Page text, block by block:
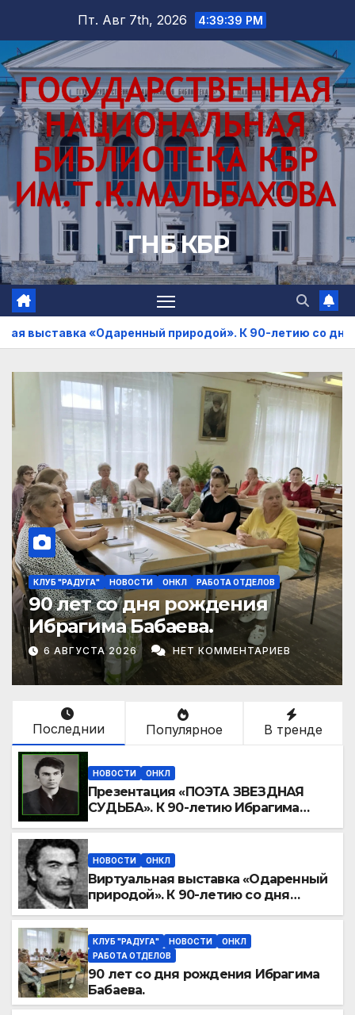
содержимому
Пт. Авг 7th, 2026 4:39:42 PM
ГНБ КБР
К 90-летию со дня рождения Ибрагима Бабаева
НОВОСТИ
Выставка
1 АВГУСТА 2026 НЕТ КОММЕНТАРИЕВ
Последнии Популярное В тренде
НОВОСТИ ОНКЛ
Презентация «ПОЭТА ЗВЕЗДНАЯ
СУДЬБА». К 90-летию Ибрагима
НОВОСТИ ОНКЛ
Виртуальная выставка «Одаренный
природой». К 90-летию со дня
КЛУБ "РАДУГА" НОВОСТИ
ОНКЛ
РАБОТА ОТДЕЛОВ
90 лет со дня рождения Ибрагима
Бабаева.